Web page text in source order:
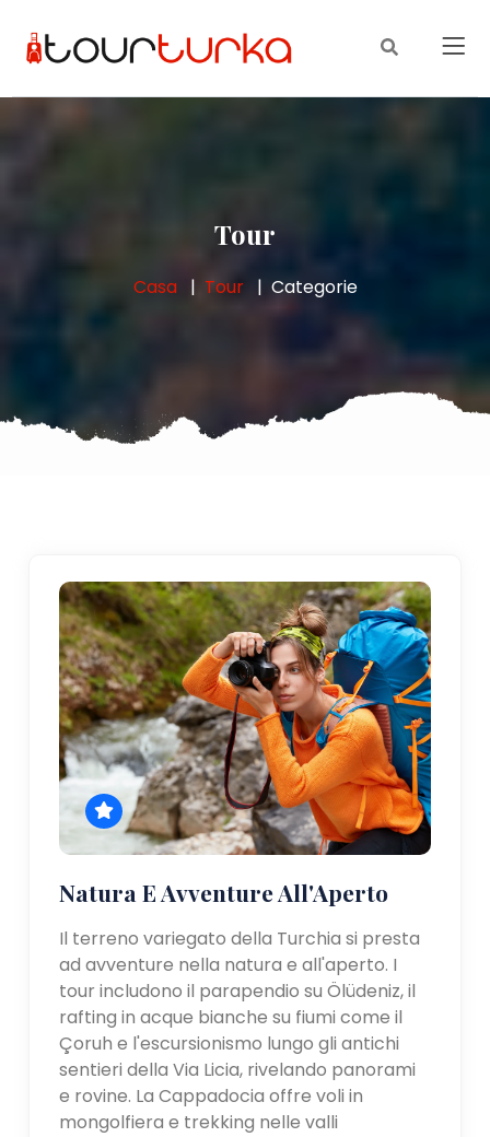
Tour
Casa Tour Categorie
Natura E Avventure All'Aperto
Il terreno variegato della Turchia si presta
ad avventure nella natura e all'aperto. I
tour includono il parapendio su Ölüdeniz, il
rafting in acque bianche su fiumi come il
Çoruh e l'escursionismo lungo gli antichi
sentieri della Via Licia, rivelando panorami
e rovine. La Cappadocia offre voli in
mongolfiera e trekking nelle valli